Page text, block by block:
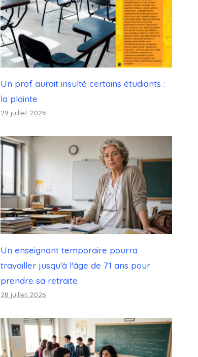
Un prof aurait insulté certains étudiants :
la plainte
29 juillet 2026
Un enseignant temporaire pourra
travailler jusqu'à l'âge de 71 ans pour
prendre sa retraite
28 juillet 2026